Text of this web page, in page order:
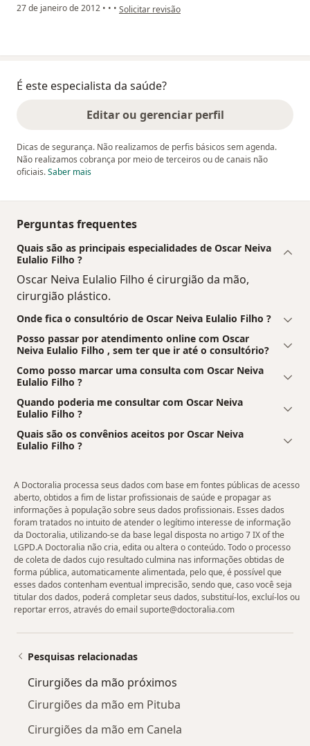
27 de janeiro de 2012 • • • na opinião do utilizador usuário
Solicitar revisão
É este especialista da saúde?
Editar ou gerenciar perfil
Dicas de segurança. Não realizamos de perfis básicos sem agenda.
Não realizamos cobrança por meio de terceiros ou de canais não
oficiais.Saber mais
Perguntas frequentes
Quais são as principais especialidades de Oscar Neiva
Eulalio Filho ?
Oscar Neiva Eulalio Filho é cirurgião da mão,
cirurgião plástico.
Onde fica o consultório de Oscar Neiva Eulalio Filho ?
Posso passar por atendimento online com Oscar
Neiva Eulalio Filho , sem ter que ir até o consultório?
Como posso marcar uma consulta com Oscar Neiva
Eulalio Filho ?
Quando poderia me consultar com Oscar Neiva
Eulalio Filho ?
Quais são os convênios aceitos por Oscar Neiva
Eulalio Filho ?
A Doctoralia processa seus dados com base em fontes públicas de acesso
aberto, obtidos a fim de listar profissionais de saúde e propagar as
informações à população sobre seus dados profissionais. Esses dados
foram tratados no intuito de atender o legítimo interesse de informação
da Doctoralia, utilizando-se da base legal disposta no artigo 7 IX of the
LGPD.A Doctoralia não cria, edita ou altera o conteúdo. Todo o processo
de coleta de dados cujo resultado culmina nas informações obtidas de
forma pública, automaticamente alimentada, pelo que, é possível que
esses dados contenham eventual imprecisão, sendo que, caso você seja
titular dos dados, poderá completar seus dados, substituí-los, excluí-los ou
reportar erros, através do email suporte@doctoralia.com
Pesquisas relacionadas
Cirurgiões da mão próximos
Cirurgiões da mão em Pituba
Cirurgiões da mão em Canela